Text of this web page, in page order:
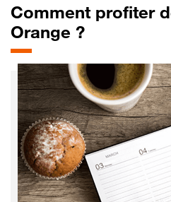
Comment profiter
Orange ?